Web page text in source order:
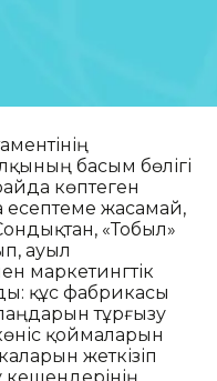
басым бөлігі
көптеген
жасамай,
«Тобыл»
ауыл
маркетингтік
құс фабрикасы
тұрғызу
қоймаларын
жеткізіп